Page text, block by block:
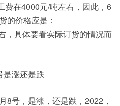
费在4000元/吨左右，因此，6
的价格应是：
，具体要看实际订货的情况而
是涨还是跌
8号，是涨，还是跌，2022，